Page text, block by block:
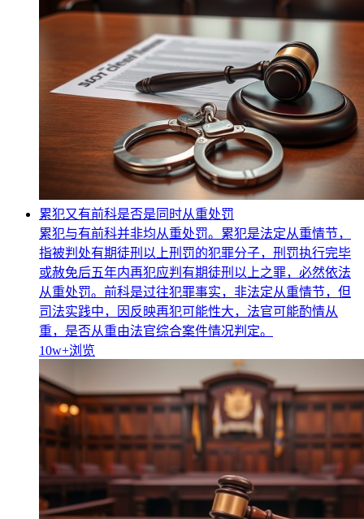
累犯又有前科是否是同时从重处罚
累犯与有前科并非均从重处罚。累犯是法定从重情节，
指被判处有期徒刑以上刑罚的犯罪分子，刑罚执行完毕
或赦免后五年内再犯应判有期徒刑以上之罪，必然依法
从重处罚。前科是过往犯罪事实，非法定从重情节，但
司法实践中，因反映再犯可能性大，法官可能酌情从
重，是否从重由法官综合案件情况判定。
10w+浏览